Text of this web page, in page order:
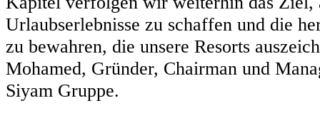
Urlaubserlebnisse zu schaffen und die
zu bewahren, die unsere Resorts
Mohamed, Gründer, Chairman und
Siyam Gruppe.